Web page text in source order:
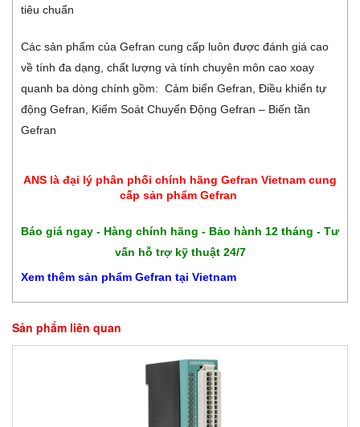
tiêu chuẩn
Các sản phẩm của Gefran cung cấp luôn được đánh giá cao
về tính đa dạng, chất lượng và tính chuyên môn cao xoay
quanh ba dòng chính gồm: Cảm biến Gefran, Điều khiển tự
động Gefran, Kiểm Soát Chuyển Động Gefran – Biến tần
Gefran
​ANS là đại lý phân phối chính hãng Gefran Vietnam cung
cấp sản phẩm Gefran
Báo giá ngay - Hàng chính hãng - Bảo hành 12 tháng - Tư
vấn hỗ trợ kỹ thuật 24/7
Xem thêm sản phẩm Gefran tại Vietnam
Sản phẩm liên quan